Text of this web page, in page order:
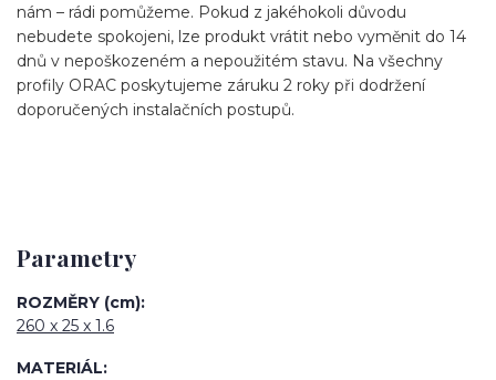
nám – rádi pomůžeme. Pokud z jakéhokoli důvodu
nebudete spokojeni, lze produkt vrátit nebo vyměnit do 14
dnů v nepoškozeném a nepoužitém stavu. Na všechny
profily ORAC poskytujeme záruku 2 roky při dodržení
doporučených instalačních postupů.
Parametry
ROZMĚRY (cm)
260 x 25 x 1.6
MATERIÁL